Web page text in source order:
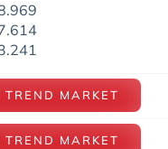
TREND MARKET
TREND MARKET